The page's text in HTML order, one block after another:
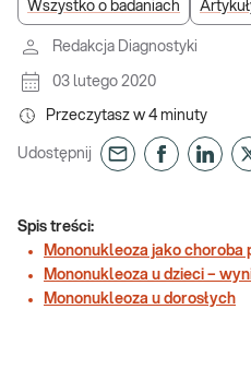
Wszystko o badaniach
Redakcja Diagnostyki
03 lutego 2020
Przeczytasz w 4 minuty
Udostępnij
Spis treści:
Mononukleoza jako choroba
Mononukleoza u dzieci –
Mononukleoza u dorosłych